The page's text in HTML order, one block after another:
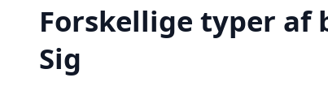
Forskellige typer af
Sig